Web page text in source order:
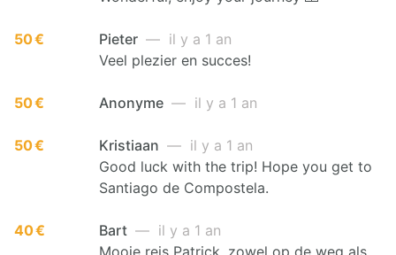
50 € Pieter — il y a 1 an
Veel plezier en succes!
50 € Anonyme — il y a 1 an
50 € Kristiaan — il y a 1 an
Good luck with the trip! Hope you get to
Santiago de Compostela.
40 € Bart — il y a 1 an
Mooie reis Patrick, zowel op de weg als